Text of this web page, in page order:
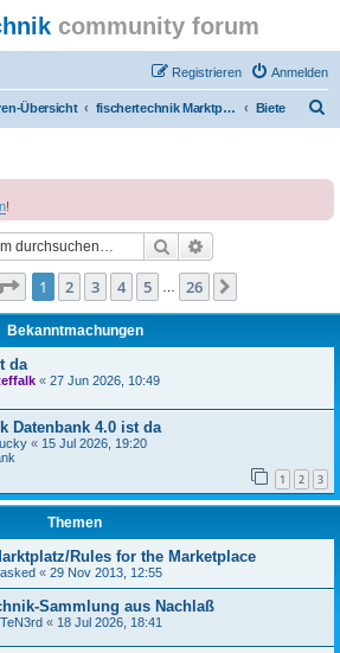
community forum
Anmelden
Registrieren
Übersicht fischertechnik Marktplatz/Marketplace Biete
e
!
Suche
Seite 1von 26
1 2 3 4 5 26
Bekanntmachungen
da
« 27 Jun 2026, 10:49
Datenbank 4.0 ist da
« 15 Jul 2026, 19:20
1 2 3
Themen
Rules for the Marketplace
« 29 Nov 2013, 12:55
Sammlung aus Nachlaß
« 18 Jul 2026, 18:41